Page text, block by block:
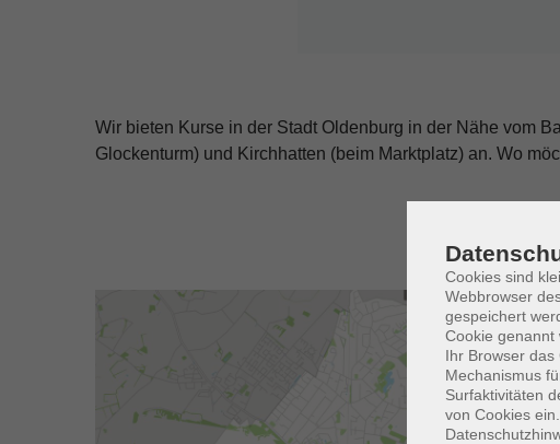
Wir bieten Kurse in der Stadt Oldenburg in der Nähe vom
Glockenturm) und Kirchhatten (beim Marktplatz) an. Wo
Cookies sind
Webbrowser
gespeichert
Cookie genannt
Ihr Browser
Mechanismus
Surfaktivitäten
von Cookies